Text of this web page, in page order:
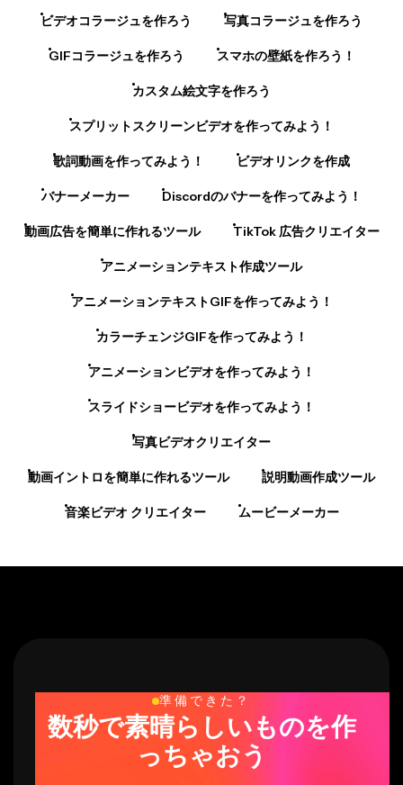
ビデオコラージュを作ろう 写真コラージュを作ろう
GIFコラージュを作ろう スマホの壁紙を作ろう！
カスタム絵文字を作ろう
スプリットスクリーンビデオを作ってみよう！
歌詞動画を作ってみよう！ ビデオリンクを作成
バナーメーカー Discordのバナーを作ってみよう！
動画広告を簡単に作れるツール TikTok 広告クリエイター
アニメーションテキスト作成ツール
アニメーションテキストGIFを作ってみよう！
カラーチェンジGIFを作ってみよう！
アニメーションビデオを作ってみよう！
スライドショービデオを作ってみよう！
写真ビデオクリエイター
動画イントロを簡単に作れるツール 説明動画作成ツール
音楽ビデオ クリエイター ムービーメーカー
準備できた？
数秒で素晴らしいものを作
っちゃおう